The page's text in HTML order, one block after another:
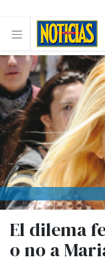
El dilema
o no a